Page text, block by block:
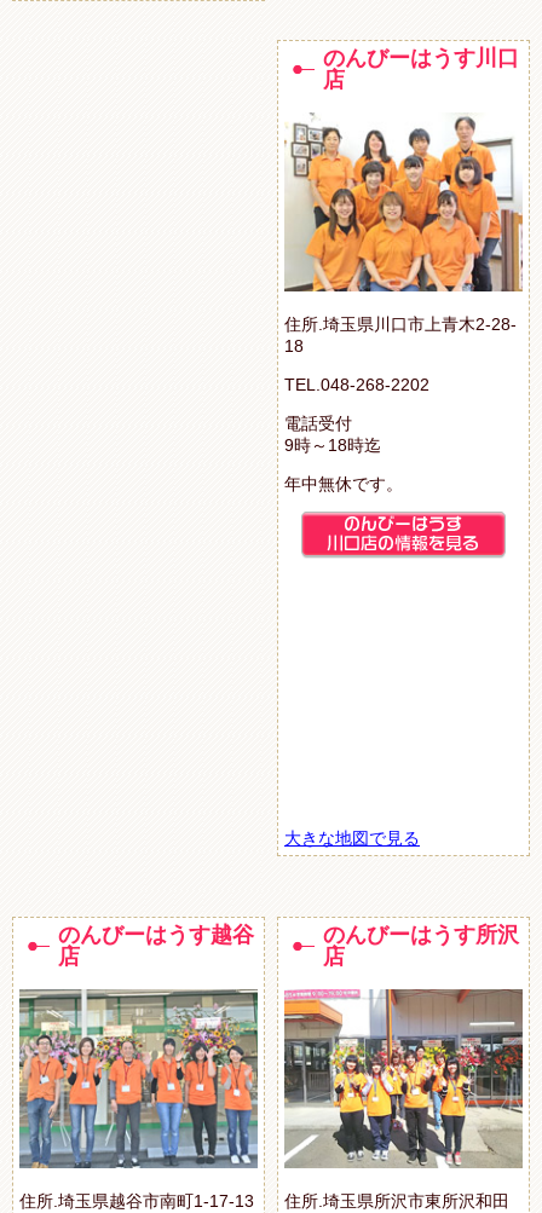
のんびーはうす川口
店
住所.埼玉県川口市上青木2-28-
18
TEL.048-268-2202
電話受付
9時～18時迄
年中無休です。
大きな地図で見る
のんびーはうす越谷
店
住所.埼玉県越谷市南町1-17-13
のんびーはうす所沢
店
住所.埼玉県所沢市東所沢和田